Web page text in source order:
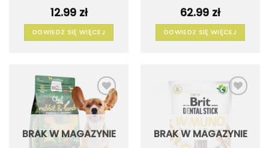
12.99 zł
DOWIEDZ SIĘ WIĘCEJ
62.99 zł
DOWIEDZ SIĘ WIĘCEJ
Dodaj
do
listy
życzeń
BRAK W MAGAZYNIE
życzeń
BRAK W MAGAZYNIE